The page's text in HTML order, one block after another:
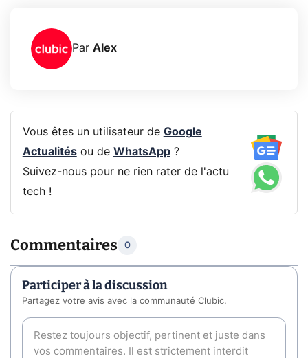
Par Alex
Vous êtes un utilisateur de Google
Actualitésou de WhatsApp?
Suivez-nous pour ne rien rater de l'actu
tech !
Commentaires 0
Participer à la discussion
Partagez votre avis avec la communauté Clubic.